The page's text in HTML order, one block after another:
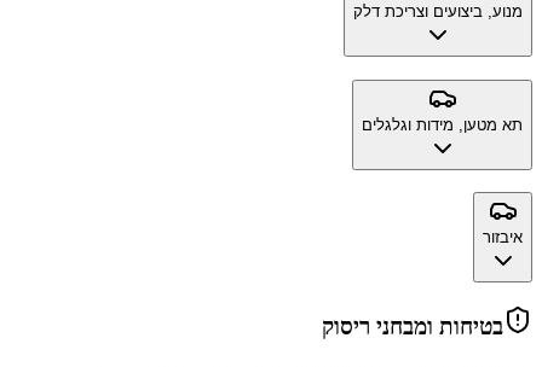
מנוע, ביצועים וצריכת דלק
תא מטען, מידות וגלגלים
איבזור
בטיחות ומבחני ריסוק